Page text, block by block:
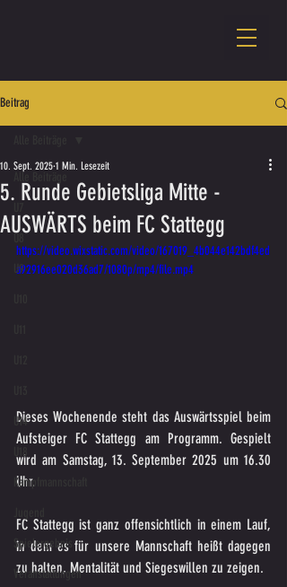
Beitrag
Alle Beiträge
U8
U9
U14
U18
Kampfmannschaft
Spielergebnis
Veranstaltungen
5. Runde Gebietsliga Mitte -
AUSWÄRTS beim FC Stattegg
10. Sept. 2025 1 Min. Lesezeit
https://video.wixstatic.com/video/167019_4b044e142bdf4ed
a92916ee020d36ad7/1080p/mp4/file.mp4
Dieses Wochenende steht das Auswärtsspiel beim
Aufsteiger FC Stattegg am Programm. Gespielt
wird am Samstag, 13. September 2025 um 16.30
Uhr.
FC Stattegg ist ganz offensichtlich in einem Lauf,
in dem es für unsere Mannschaft heißt dagegen
zu halten, Mentalität und Siegeswillen zu zeigen.